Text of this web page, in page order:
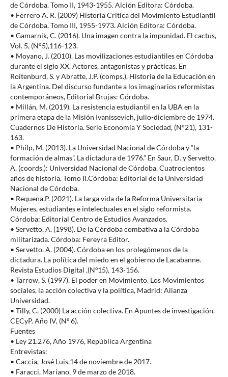
de Córdoba. Tomo II, 1943-1955. Alción Editora: Córdoba.
• Ferrero A. R. (2009) Historia Crítica del Movimiento Estudiantil
de Córdoba. Tomo III, 1955-1973. Alción Editora: Córdoba.
• Gamarnik, C. (2016). Una imagen contra la impunidad. El cactus,
Vol. 5, (N°5),116-123.
• Moyano, J. (2010). Las movilizaciones estudiantiles en Córdoba
durante el siglo XX. Actores, antagonistas y prácticas. En
Roitenburd, S. y Abratte, J.P. (comps.), Historia de la Educación en
la Argentina. Del discurso fundante a los imaginarios reformistas
contemporáneos, Editorial Brujas: Córdoba.
• Millán, M. (2019). La resistencia estudiantil en la UBA en la
primera etapa de la Misión Ivanissevich, julio-diciembre de 1974.
Cuadernos De Historia. Serie Economía Y Sociedad, (N°21), 131-
163.
• Philp, M. (2013). La Universidad Nacional de Córdoba y “la
formación de almas”. La dictadura de 1976.” En Saur, D. y Servetto,
A. (coords.): Universidad Nacional de Córdoba. Cuatrocientos
años de historia, Tomo II.Córdoba: Editorial de la Universidad
Nacional de Córdoba.
• Requena,P. (2021). La larga vida de la Reforma Universitaria
Mujeres, estudiantes e intelectuales en el siglo reformista.
Córdoba: Editorial Centro de Estudios Avanzados.
• Servetto, A. (1998). De la Córdoba combativa a la Córdoba
militarizada. Córdoba: Fereyra Editor.
• Servetto, A. (2004). Córdoba en los prolegómenos de la
dictadura. La política del miedo en el gobierno de Lacabanne.
Revista Estudios Digital ,(Nº15), 143-156.
• Tarrow, S. (1997). El poder en Movimiento. Los Movimientos
sociales, la acción colectiva y la política, Madrid: Alianza
Universidad.
• Tilly, C. (2000) La acción colectiva. En Apuntes de investigación.
CECyP. Año IV, (Nº 6).
Fuentes
• Ley 21.276, Año 1976, República Argentina
Entrevistas:
• Caccia, José Luis,14 de noviembre de 2017.
• Faracci, Mariano, 9 de marzo de 2018.